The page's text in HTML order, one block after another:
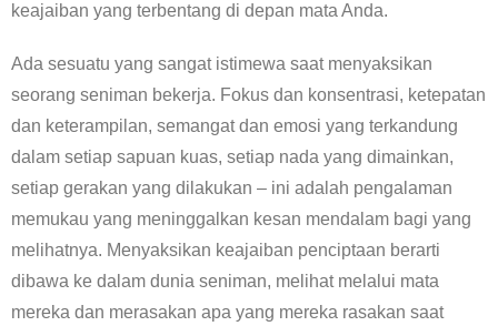
keajaiban yang terbentang di depan mata Anda.
Ada sesuatu yang sangat istimewa saat menyaksikan
seorang seniman bekerja. Fokus dan konsentrasi, ketepatan
dan keterampilan, semangat dan emosi yang terkandung
dalam setiap sapuan kuas, setiap nada yang dimainkan,
setiap gerakan yang dilakukan – ini adalah pengalaman
memukau yang meninggalkan kesan mendalam bagi yang
melihatnya. Menyaksikan keajaiban penciptaan berarti
dibawa ke dalam dunia seniman, melihat melalui mata
mereka dan merasakan apa yang mereka rasakan saat